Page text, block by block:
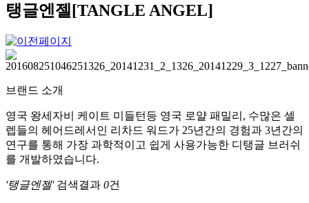
탱글엔젤[TANGLE ANGEL]
브랜드 소개
영국 왕세자비 케이트 미들턴등 영국 로얄 패밀리, 수많은 셀
렙들의 헤어드레서인 리차드 워드가 25년간의 경험과 3년간의
연구를 통해 가장 과학적이고 쉽게 사용가능한 디탱글 브러쉬
를 개발하였습니다.
'탱글엔젤'검색결과 0건